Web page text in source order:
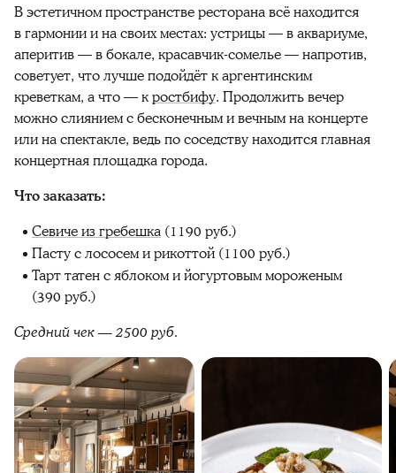
В эстетичном пространстве ресторана всё находится
в гармонии и на своих местах: устрицы — в аквариуме,
аперитив — в бокале, красавчик-сомелье — напротив,
советует, что лучше подойдёт к аргентинским
креветкам, а что — кростбифу. Продолжить вечер
можно слиянием с бесконечным и вечным на концерте
или на спектакле, ведь по соседству находится главная
концертная площадка города.
Что заказать:
Севиче из гребешка (1190 руб.)
Пасту с лососем и рикоттой (1100 руб.)
Тарт татен с яблоком и йогуртовым мороженым
(390 руб.)
Средний чек — 2500 руб.